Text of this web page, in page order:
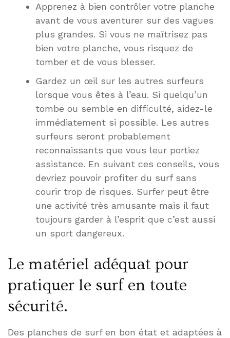
Apprenez à bien contrôler votre planche
avant de vous aventurer sur des vagues
plus grandes. Si vous ne maîtrisez pas
bien votre planche, vous risquez de
tomber et de vous blesser.
Gardez un œil sur les autres surfeurs
lorsque vous êtes à l’eau. Si quelqu’un
tombe ou semble en difficulté, aidez-le
immédiatement si possible. Les autres
surfeurs seront probablement
reconnaissants que vous leur portiez
assistance. En suivant ces conseils, vous
devriez pouvoir profiter du surf sans
courir trop de risques. Surfer peut être
une activité très amusante mais il faut
toujours garder à l’esprit que c’est aussi
un sport dangereux.
Le matériel adéquat pour
pratiquer le surf en toute
sécurité.
Des planches de surf en bon état et adaptées à